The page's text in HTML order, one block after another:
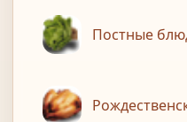
Постные